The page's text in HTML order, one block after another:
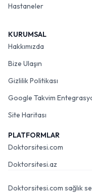
Hastaneler
KURUMSAL
Hakkımızda
Bize Ulaşın
Gizlilik Politikası
Google Takvim
Site Haritası
PLATFORMLAR
Doktorsitesi.com
Doktorsitesi.az
Doktorsitesi.com sağlık